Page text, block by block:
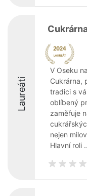
Laureáti
V Oseku
Cukrárna,
tradici s
oblíbený
zaměřuje
nejen
Hlavní roli